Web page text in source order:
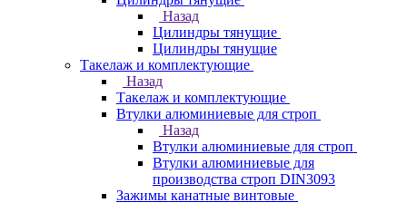
Назад
Цилиндры тянущие
Цилиндры тянущие
Такелаж и комплектующие
Назад
Такелаж и комплектующие
Втулки алюминиевые для строп
Назад
Втулки алюминиевые для строп
Втулки алюминиевые для
производства строп DIN3093
Зажимы канатные винтовые